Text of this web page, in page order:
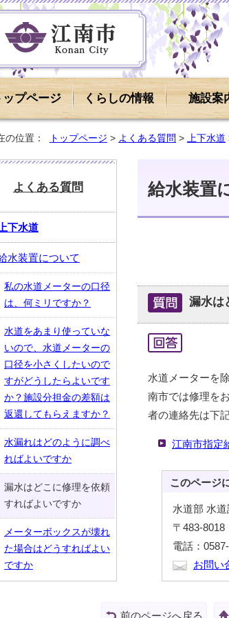
ップページ くらしの情報 施設案
の位置： トップページ > よくある質問 > 上下水道
給水装置
漏水は
水道メーターを
南市では修理を
者の連絡先は下
江南市指定
このページ
水道部 水道
〒483-
電話：
お問い
よくある質問
上下水道
水装置について
私の水道メーターの口径
は、何ミリですか？
水道をあまり使っていな
いので、水道メーターの
口径を小さくしたいので
すがどうしたらよいです
か？施設分担金の差額は
返還してもらえますか？
水漏れはどのように調べ
ればよいですか
漏水はどこに修理を依頼
すればよいですか
メーターボックスが壊れ
た場合はどうすればよい
ですか
前のページへ戻る